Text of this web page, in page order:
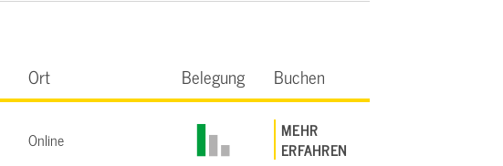
Ort Belegung Buchen
Online
MEHR
ERFAHREN